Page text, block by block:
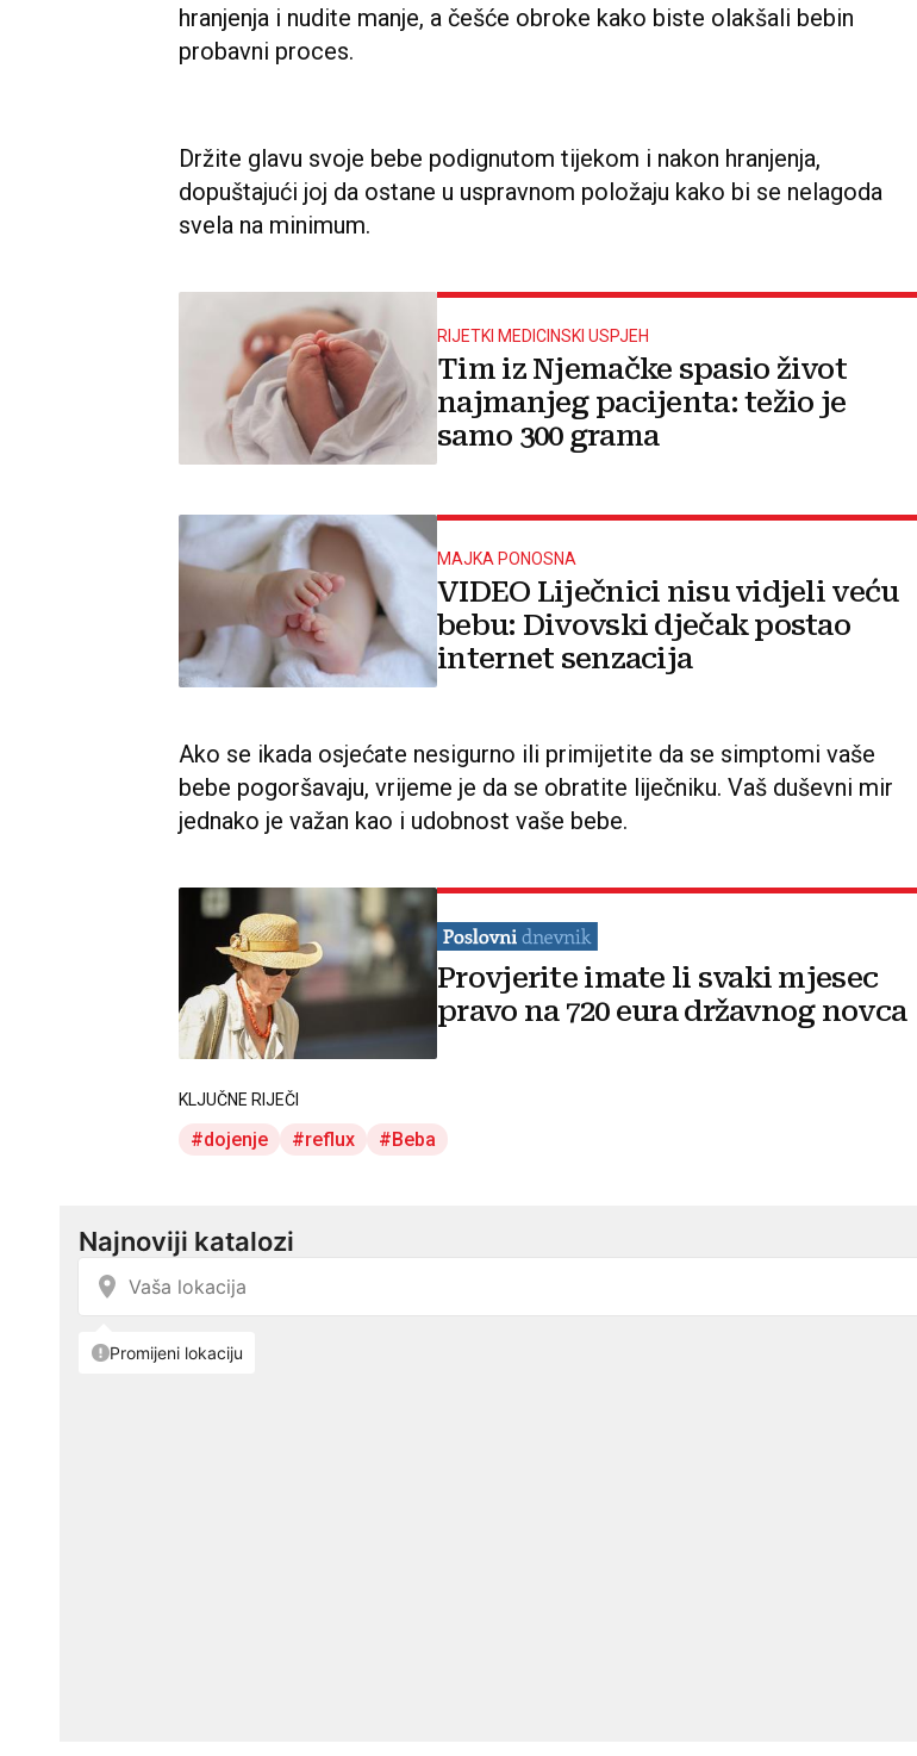
hranjenja i nudite manje, a češće obroke kako biste olakšali bebin
probavni proces.
Držite glavu svoje bebe podignutom tijekom i nakon hranjenja,
dopuštajući joj da ostane u uspravnom položaju kako bi se nelagoda
svela na minimum.
RIJETKI MEDICINSKI USPJEH
Tim iz Njemačke spasio život
najmanjeg pacijenta: težio je
samo 300 grama
MAJKA PONOSNA
VIDEO Liječnici nisu vidjeli veću
bebu: Divovski dječak postao
internet senzacija
Ako se ikada osjećate nesigurno ili primijetite da se simptomi vaše
bebe pogoršavaju, vrijeme je da se obratite liječniku. Vaš duševni mir
jednako je važan kao i udobnost vaše bebe.
Provjerite imate li svaki mjesec
pravo na 720 eura državnog novca
KLJUČNE RIJEČI
dojenje reflux Beba